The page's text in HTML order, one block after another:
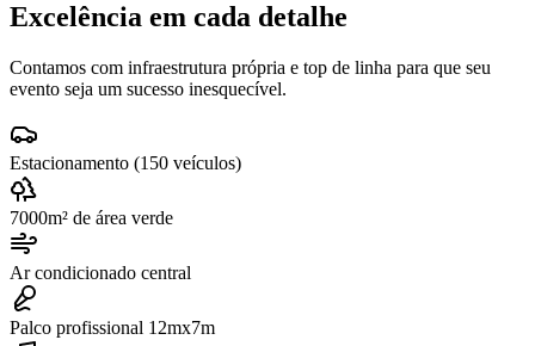
Excelência em cada detalhe
Contamos com infraestrutura própria e top de linha para que seu
evento seja um sucesso inesquecível.
Estacionamento (150 veículos)
7000m² de área verde
Ar condicionado central
Palco profissional 12mx7m